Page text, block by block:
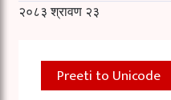
२०८३ श्रावण २३